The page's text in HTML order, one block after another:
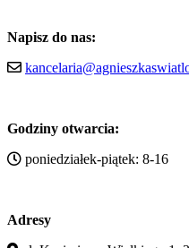
Napisz do nas:
Godziny otwarcia:
poniedziałek-piątek: 8-16
Adresy